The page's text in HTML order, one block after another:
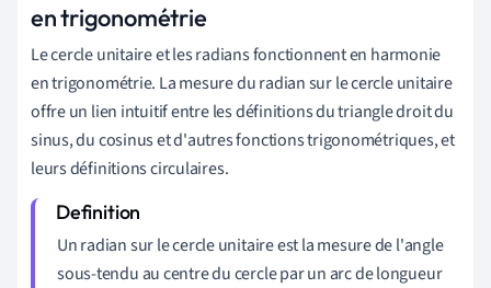
en trigonométrie
Le cercle unitaire et les radians fonctionnent en harmonie
en trigonométrie. La mesure du radian sur le cercle unitaire
offre un lien intuitif entre les définitions du triangle droit du
sinus, du cosinus et d'autres fonctions trigonométriques, et
leurs définitions circulaires.
Un radian sur le cercle unitaire est la mesure de l'angle
sous-tendu au centre du cercle par un arc de longueur